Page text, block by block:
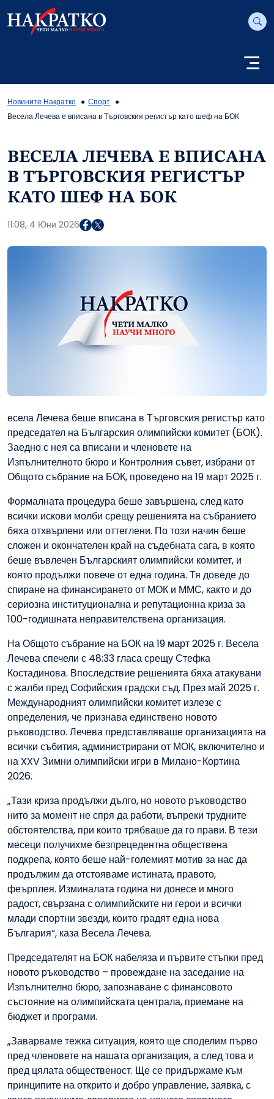
Новините Накратко
Спорт
Весела Лечева е вписана в Търговския регистър като шеф на БОК
ВЕСЕЛА ЛЕЧЕВА Е ВПИСАНА
В ТЪРГОВСКИЯ РЕГИСТЪР
КАТО ШЕФ НА БОК
11:08, 4 Юни 2026
есела Лечева беше вписана в Търговския регистър като
председател на Българския олимпийски комитет (БОК).
Заедно с нея са вписани и членовете на
Изпълнителното бюро и Контролния съвет, избрани от
Общото събрание на БОК, проведено на 19 март 2025 г.
Формалната процедура беше завършена, след като
всички искови молби срещу решенията на събранието
бяха отхвърлени или оттеглени. По този начин беше
сложен и окончателен край на съдебната сага, в която
беше въвлечен Българският олимпийски комитет, и
която продължи повече от една година. Тя доведе до
спиране на финансирането от МОК и ММС, както и до
сериозна институционална и репутационна криза за
100-годишната неправителствена организация.
На Общото събрание на БОК на 19 март 2025 г. Весела
Лечева спечели с 48:33 гласа срещу Стефка
Костадинова. Впоследствие решенията бяха атакувани
с жалби пред Софийския градски съд. През май 2025 г.
Международният олимпийски комитет излезе с
определения, че признава единствено новото
ръководство. Лечева представляваше организацията на
всички събития, администрирани от МОК, включително и
на XXV Зимни олимпийски игри в Милано-Кортина
2026.
„Тази криза продължи дълго, но новото ръководство
нито за момент не спря да работи, въпреки трудните
обстоятелства, при които трябваше да го прави. В тези
месеци получихме безпрецедентна обществена
подкрепа, която беше най-големият мотив за нас да
продължим да отстояваме истината, правото,
феърплея. Изминалата година ни донесе и много
радост, свързана с олимпийските ни герои и всички
млади спортни звезди, които градят една нова
България“, каза Весела Лечева.
Председателят на БОК набеляза и първите стъпки пред
новото ръководство – провеждане на заседание на
Изпълнително бюро, запознаване с финансовото
състояние на олимпийската централа, приемане на
бюджет и програми.
„Заварваме тежка ситуация, която ще споделим първо
пред членовете на нашата организация, а след това и
пред цялата общественост. Ще се придържаме към
принципите на открито и добро управление, заявка, с